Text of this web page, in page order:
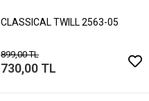
CLASSICAL TWILL 2563-05
899,00 TL
730,00 TL